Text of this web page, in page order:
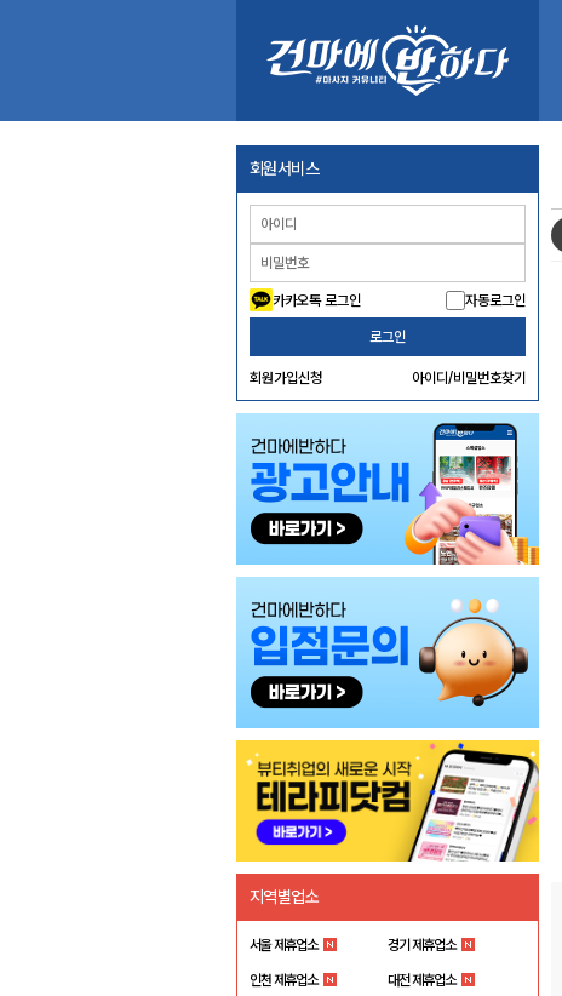
회원서비스
카카오톡 로그인 자동로그인
로그인
회원가입신청 아이디/비밀번호찾기
지역별업소
서울 제휴업소 경기 제휴업소
인천 제휴업소 대전 제휴업소